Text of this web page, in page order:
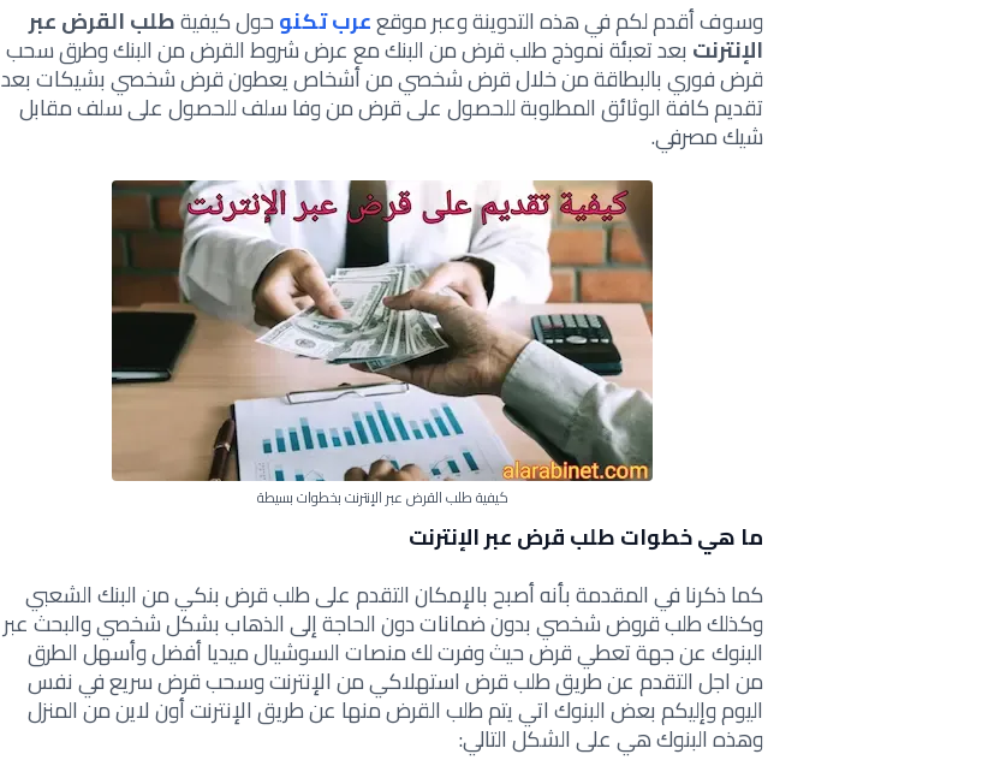
وسوف أقدم لكم في هذه التدوينة وعبر موقععرب تكنوحول كيفيةطلب القرض عبر
الإنترنت بعد تعبئة نموذج طلب قرض من البنك مع عرض شروط القرض من البنك وطرق سحب
قرض فوري بالبطاقة من خلال قرض شخصي من أشخاص يعطون قرض شخصي بشيكات بعد
تقديم كافة الوثائق المطلوبة للحصول على قرض من وفا سلف للحصول على سلف مقابل
شيك مصرفي.
كيفية طلب القرض عبر الإنترنت بخطوات بسيطة
ما هي خطوات طلب قرض عبر الإنترنت
كما ذكرنا في المقدمة بأنه أصبح بالإمكان التقدم على طلب قرض بنكي من البنك الشعبي
وكذلك طلب قروض شخصي بدون ضمانات دون الحاجة إلى الذهاب بشكل شخصي والبحث عبر
البنوك عن جهة تعطي قرض حيث وفرت لك منصات السوشيال ميديا أفضل وأسهل الطرق
من اجل التقدم عن طريق طلب قرض استهلاكي من الإنترنت وسحب قرض سريع في نفس
اليوم وإليكم بعض البنوك اتي يتم طلب القرض منها عن طريق الإنترنت أون لاين من المنزل
وهذه البنوك هي على الشكل التالي: